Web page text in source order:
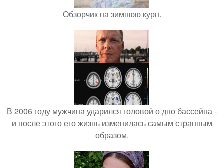
Обзорчик на зимнюю курн.
В 2006 году мужчина ударился головой о дно бассейна -
и после этого его жизнь изменилась самым странным
образом.